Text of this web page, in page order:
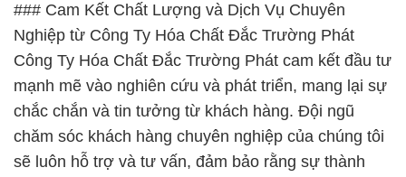
### Cam Kết Chất Lượng và Dịch Vụ Chuyên
Nghiệp từ Công Ty Hóa Chất Đắc Trường Phát
Công Ty Hóa Chất Đắc Trường Phát cam kết đầu tư
mạnh mẽ vào nghiên cứu và phát triển, mang lại sự
chắc chắn và tin tưởng từ khách hàng. Đội ngũ
chăm sóc khách hàng chuyên nghiệp của chúng tôi
sẽ luôn hỗ trợ và tư vấn, đảm bảo rằng sự thành